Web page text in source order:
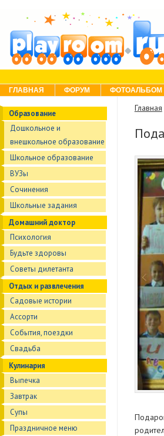
Menu
Skip to content
ГЛАВНАЯ ФОРУМ ФОТОАЛЬБОМ
Образование
Дошкольное и
внешкольное образование
Школьное образование
ВУЗы
Сочинения
Школьные задания
Домашний доктор
Психология
Будьте здоровы
Советы дилетанта
Отдых и развлечения
Садовые истории
Ассорти
События, поездки
Свадьба
Кулинария
Выпечка
Завтрак
Супы
Праздничное меню
Главная